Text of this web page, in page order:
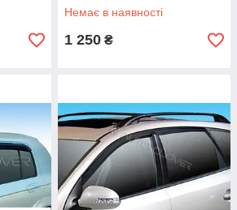
Немає в наявності
1 250 ₴